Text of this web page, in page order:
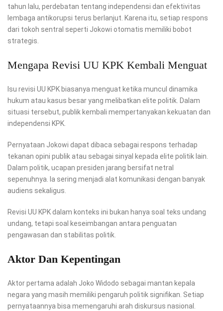
tahun lalu, perdebatan tentang independensi dan efektivitas
lembaga antikorupsi terus berlanjut. Karena itu, setiap respons
dari tokoh sentral seperti Jokowi otomatis memiliki bobot
strategis.
Mengapa Revisi UU KPK Kembali Menguat
Isu revisi UU KPK biasanya menguat ketika muncul dinamika
hukum atau kasus besar yang melibatkan elite politik. Dalam
situasi tersebut, publik kembali mempertanyakan kekuatan dan
independensi KPK.
Pernyataan Jokowi dapat dibaca sebagai respons terhadap
tekanan opini publik atau sebagai sinyal kepada elite politik lain.
Dalam politik, ucapan presiden jarang bersifat netral
sepenuhnya. Ia sering menjadi alat komunikasi dengan banyak
audiens sekaligus.
Revisi UU KPK dalam konteks ini bukan hanya soal teks undang
undang, tetapi soal keseimbangan antara penguatan
pengawasan dan stabilitas politik.
Aktor Dan Kepentingan
Aktor pertama adalah Joko Widodo sebagai mantan kepala
negara yang masih memiliki pengaruh politik signifikan. Setiap
pernyataannya bisa memengaruhi arah diskursus nasional.